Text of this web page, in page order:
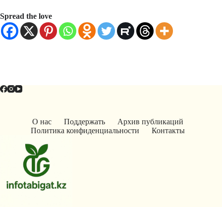
Spread the love
О нас Поддержать
Архив публикаций
Политика конфиденциальности
Контакты